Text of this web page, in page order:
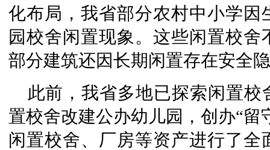
化布局，我省部分农村中小学
园校舍闲置现象。这些闲置校
部分建筑还因长期闲置存在安全
此前，我省多地已探索闲置
置校舍改建公办幼儿园，创办“
闲置校舍、厂房等资产进行了